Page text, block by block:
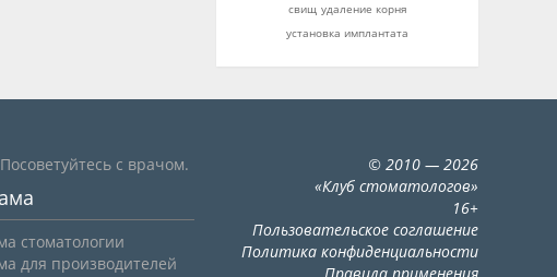
свищ удаление корня
установка имплантата
с врачом.
стоматологии
для производителей
© 2010 — 2026
«Клуб стоматологов»
16+
Пользовательское соглашение
Политика конфиденциальности